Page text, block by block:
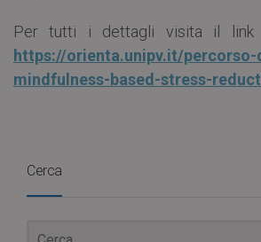
Per tutti i dettagli visita il link
https://orienta.unipv.it/
mindfulness-based-stress-
Cerca